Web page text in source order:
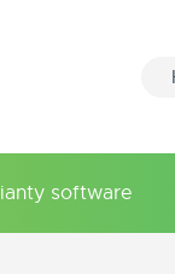
software